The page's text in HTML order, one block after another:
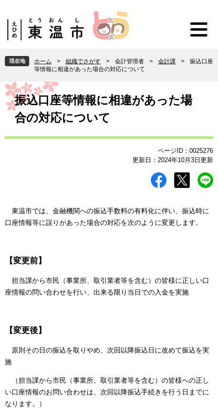
頭
で
。
飛
ば
て
本
現在地 ホーム > 組織でさがす > 会計管理者 > 会計課 >
振込口座
等情報に相違があった場合の対応について
本
文 振込口座等情報に相違があった場
合の対応について
ページID：0025276
更新日：2024年10月3日更新
東温市では、金融機関への振込手数料の有料化に伴い、振込時に
口座情報等に誤りがあった場合の対応を次のように変更します。
【変更前】
担当課から市民（事業所、取引業者等を含む）の皆様に正しい口
座情報の問い合わせを行い、出来る限り当日での入金を実施
【変更後】
原則その日の振込を取りやめ、次回以降振込日に改めて振込を実
施
（担当課から市民（事業所、取引業者等を含む）の皆様への正し
い口座情報のお問い合わせは、次回以降振込手続きを行う日までに
なります。）